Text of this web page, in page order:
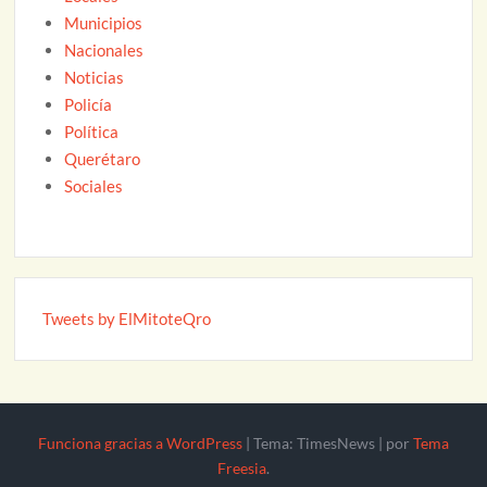
Municipios
Nacionales
Noticias
Policía
Política
Querétaro
Sociales
Tweets by ElMitoteQro
Funciona gracias a WordPress | Tema: TimesNews | por Tema
Freesia.